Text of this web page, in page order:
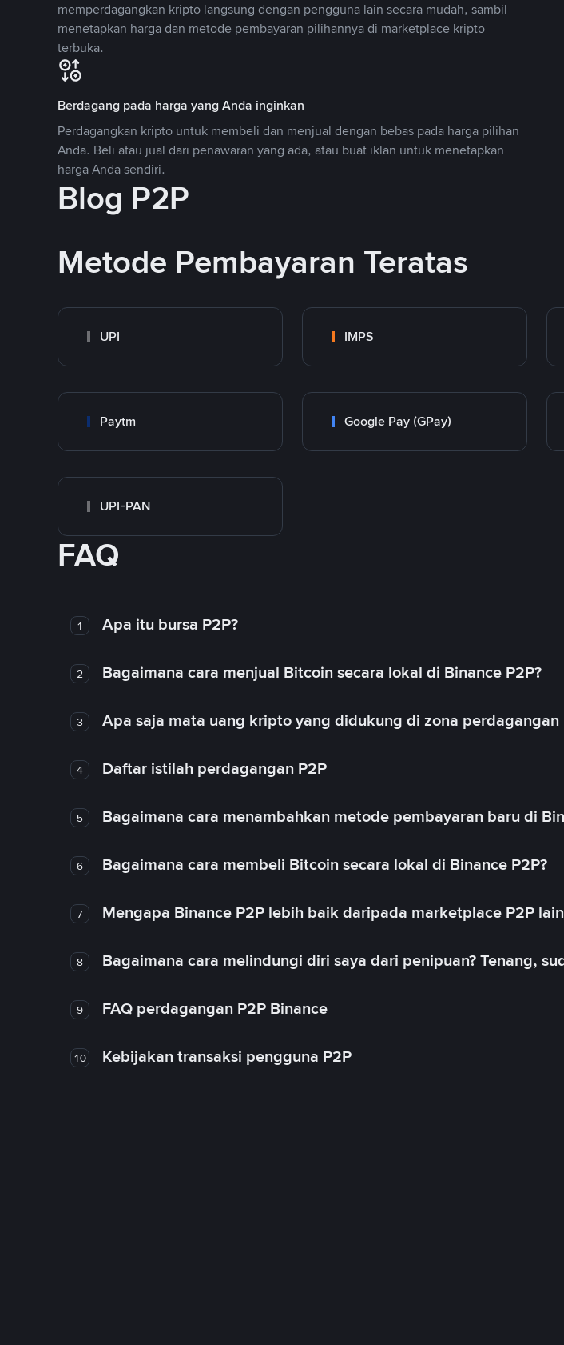
memperdagangkan kripto langsung dengan pengguna lain secara mudah, sambil
menetapkan harga dan metode pembayaran pilihannya di marketplace kripto
terbuka.
Berdagang pada harga yang Anda inginkan
Perdagangkan kripto untuk membeli dan menjual dengan bebas pada harga pilihan
Anda. Beli atau jual dari penawaran yang ada, atau buat iklan untuk menetapkan
harga Anda sendiri.
Blog P2P
Metode Pembayaran Teratas
UPI IMPS
Paytm Google Pay (GPay)
UPI-PAN
FAQ
1 Apa itu bursa P2P?
2 Bagaimana cara menjual Bitcoin secara lokal di Binance P2P?
3 Apa saja mata uang kripto yang didukung di zona perdagangan
4 Daftar istilah perdagangan P2P
5 Bagaimana cara menambahkan metode pembayaran baru di
6 Bagaimana cara membeli Bitcoin secara lokal di Binance P2P?
7 Mengapa Binance P2P lebih baik daripada marketplace P2P
8 Bagaimana cara melindungi diri saya dari penipuan? Tenang,
9 FAQ perdagangan P2P Binance
10 Kebijakan transaksi pengguna P2P